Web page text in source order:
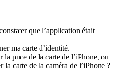
que l’application était
ma carte d’identité.
puce de la carte de l’iPhone, ou
la carte de la caméra de l’iPhone ?